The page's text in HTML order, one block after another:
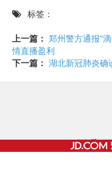
标签：
上一篇： 郑州警方通报“
情直播盈利
下一篇： 湖北新冠肺炎确
©2017 - 2020 / 信息看 /